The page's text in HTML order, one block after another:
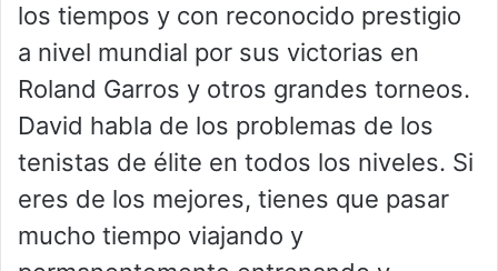
los tiempos y con reconocido prestigio
a nivel mundial por sus victorias en
Roland Garros y otros grandes torneos.
David habla de los problemas de los
tenistas de élite en todos los niveles. Si
eres de los mejores, tienes que pasar
mucho tiempo viajando y